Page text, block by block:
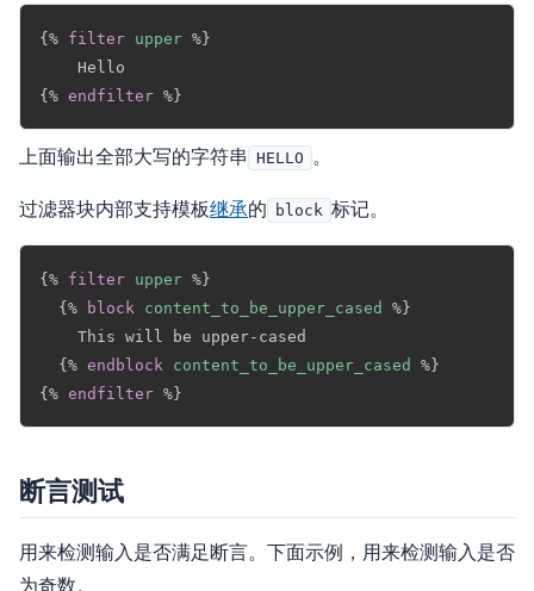
{% filter upper %}
{% endfilter %}
上面输出全部大写的字符串 HELLO 。
过滤器块内部支持模板继承的 block 标记。
{% filter upper %}
{%
block content_to_be_upper_cased
%}
    This will be upper-cased
{% endblock content_to_be_upper_cased
%}
{% endfilter %}
断言测试
用来检测输入是否满足断言。下面示例，用来检测输入是否
为奇数。